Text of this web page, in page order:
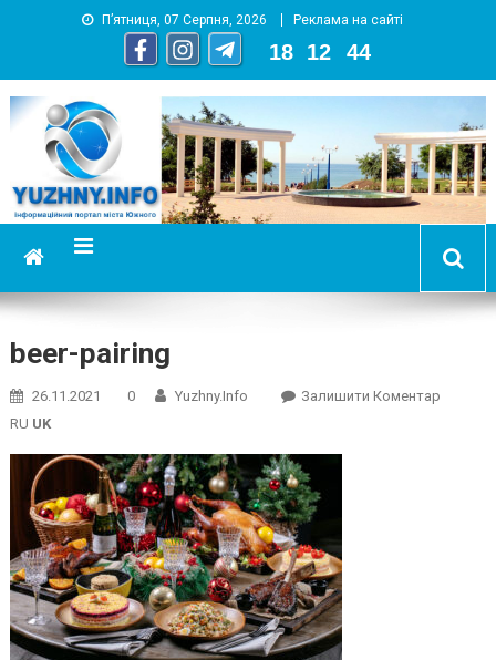
П’ятниця, 07 Серпня, 2026 Реклама на сайті
18 12 45
YUZHNY.INFO
информационный портал города Южный
beer-pairing
26.11.2021 0 Yuzhny.info Залишити КоментарOn
RU UK